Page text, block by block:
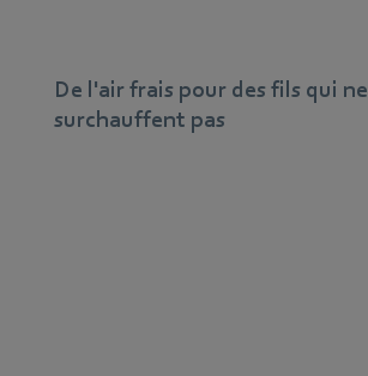
De l'air frais pour des fils qui ne
surchauffent pas